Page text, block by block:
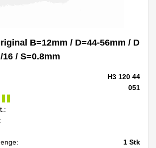
B=12mm / D=44-56mm / D
16 / S=0.8mm
H3 120 44
051
1 Stk